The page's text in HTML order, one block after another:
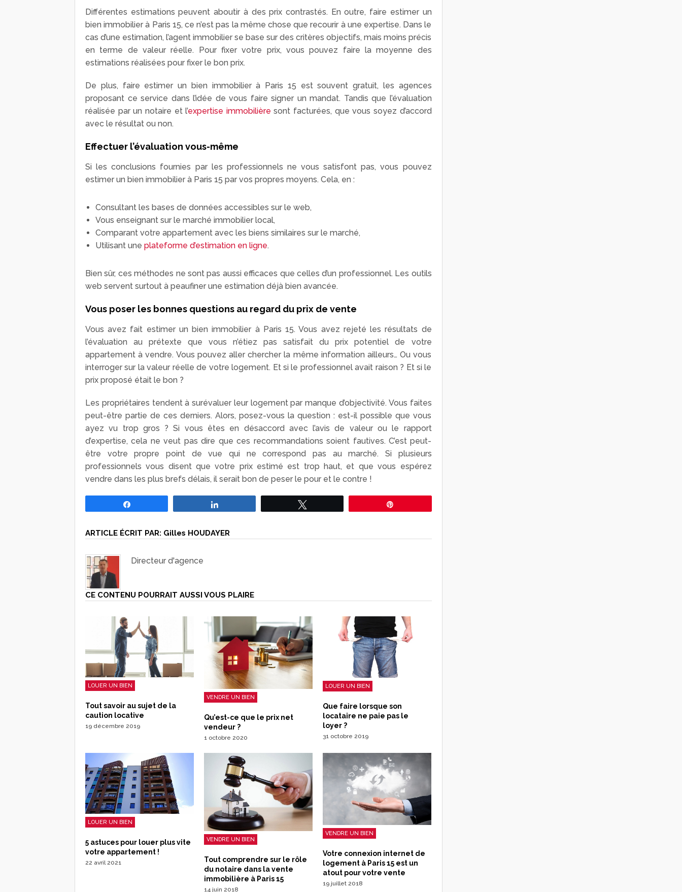
Différentes estimations peuvent aboutir à des prix contrastés. En outre, faire estimer un
bien immobilier à Paris 15, ce n’est pas la même chose que recourir à une expertise. Dans le
cas d’une estimation, l’agent immobilier se base sur des critères objectifs, mais moins précis
en terme de valeur réelle. Pour fixer votre prix, vous pouvez faire la moyenne des
estimations réalisées pour fixer le bon prix.
De plus, faire estimer un bien immobilier à Paris 15 est souvent gratuit, les agences
proposant ce service dans l’idée de vous faire signer un mandat. Tandis que l’évaluation
réalisée par un notaire et l’expertise immobilière sont facturées, que vous soyez d’accord
avec le résultat ou non.
Effectuer l’évaluation vous-même
Si les conclusions fournies par les professionnels ne vous satisfont pas, vous pouvez
estimer un bien immobilier à Paris 15 par vos propres moyens. Cela, en :
Consultant les bases de données accessibles sur le web,
Vous enseignant sur le marché immobilier local,
Comparant votre appartement avec les biens similaires sur le marché,
Utilisant une plateforme d’estimation en ligne.
Bien sûr, ces méthodes ne sont pas aussi efficaces que celles d’un professionnel. Les outils
web servent surtout à peaufiner une estimation déjà bien avancée.
Vous poser les bonnes questions au regard du prix de vente
Vous avez fait estimer un bien immobilier à Paris 15. Vous avez rejeté les résultats de
l’évaluation au prétexte que vous n’étiez pas satisfait du prix potentiel de votre
appartement à vendre. Vous pouvez aller chercher la même information ailleurs… Ou vous
interroger sur la valeur réelle de votre logement. Et si le professionnel avait raison ? Et si le
prix proposé était le bon ?
Les propriétaires tendent à surévaluer leur logement par manque d’objectivité. Vous faites
peut-être partie de ces derniers. Alors, posez-vous la question : est-il possible que vous
ayez vu trop gros ? Si vous êtes en désaccord avec l’avis de valeur ou le rapport
d’expertise, cela ne veut pas dire que ces recommandations soient fautives. C’est peut-
être votre propre point de vue qui ne correspond pas au marché. Si plusieurs
professionnels vous disent que votre prix estimé est trop haut, et que vous espérez
vendre dans les plus brefs délais, il serait bon de peser le pour et le contre !
ARTICLE ÉCRIT PAR: Gilles HOUDAYER
Directeur d'agence
CE CONTENU POURRAIT AUSSI VOUS PLAIRE
LOUER UN BIEN
Tout savoir au sujet de la
caution locative
19 décembre 2019
VENDRE UN BIEN
Qu’est-ce que le prix net
vendeur ?
1 octobre 2020
LOUER UN BIEN
Que faire lorsque son
locataire ne paie pas le
loyer ?
31 octobre 2019
LOUER UN BIEN
5 astuces pour louer plus vite
votre appartement !
22 avril 2021
VENDRE UN BIEN
Tout comprendre sur le rôle
du notaire dans la vente
immobilière à Paris 15
14 juin 2018
VENDRE UN BIEN
Votre connexion internet de
logement à Paris 15 est un
atout pour votre vente
19 juillet 2018